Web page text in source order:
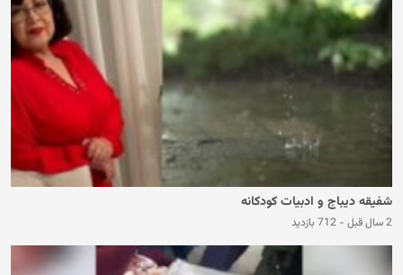
شفیقه دیباج و ادبیات کودکانه
2 سال قبل - 712 بازدید